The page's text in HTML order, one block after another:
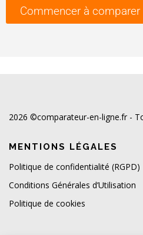
Commencer à comparer
2026 ©comparateur-en-ligne.fr -
MENTIONS LÉGALES
Politique de confidentialité (RGPD)
Conditions Générales d’Utilisation
Politique de cookies